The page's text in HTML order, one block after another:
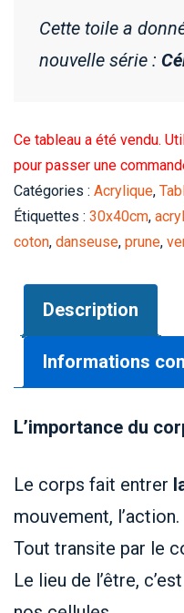
Cette toile a
nouvelle série :
Ce tableau a été vendu.
pour passer une
Catégories : Acrylique,
Étiquettes : 30x40cm,
coton, danseuse, prune,
Description
Informations
L’importance du
Le corps fait entrer
mouvement, l’action.
Tout transite par le
Le lieu de l’être,